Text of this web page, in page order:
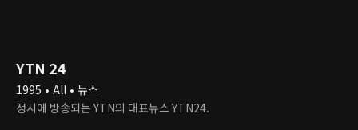
YTN 24
1995 • All • 뉴스
정시에 방송되는 YTN의 대표뉴스 YTN24.